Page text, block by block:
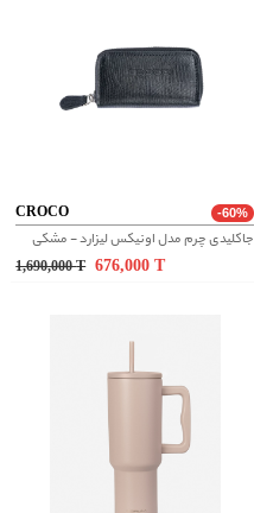
CROCO -60%
جاکلیدی چرم مدل اونیکس لیزارد - مشکی
1,690,000T 676,000T